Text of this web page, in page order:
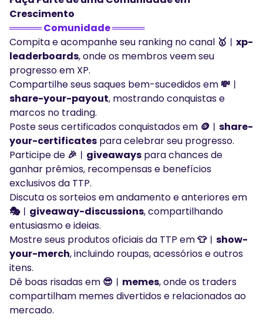
Crescimento
═════ Comunidade ═════
Compita e acompanhe seu ranking no canal 🥇︱xp-
leaderboards, onde os membros veem seu
progresso em XP.
Compartilhe seus saques bem-sucedidos em 💸︱
share-your-payout, mostrando conquistas e
marcos no trading.
Poste seus certificados conquistados em 🪙︱share-
your-certificates para celebrar seu progresso.
Participe de 🎉︱giveaways para chances de
ganhar prêmios, recompensas e benefícios
exclusivos da TTP.
Discuta os sorteios em andamento e anteriores em
🎭︱giveaway-discussions, compartilhando
entusiasmo e ideias.
Mostre seus produtos oficiais da TTP em👕︱show-
your-merch, incluindo roupas, acessórios e outros
itens.
Dê boas risadas em 😎︱memes, onde os traders
compartilham memes divertidos e relacionados ao
mercado.